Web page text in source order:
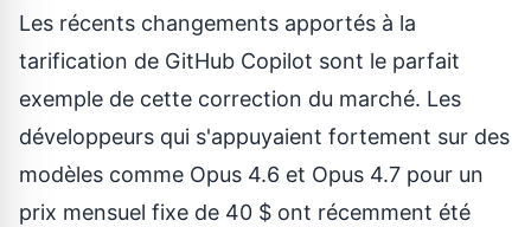
Les récents changements apportés à la
tarification de GitHub Copilot sont le parfait
exemple de cette correction du marché. Les
développeurs qui s'appuyaient fortement sur des
modèles comme Opus 4.6 et Opus 4.7 pour un
prix mensuel fixe de 40 $ ont récemment été